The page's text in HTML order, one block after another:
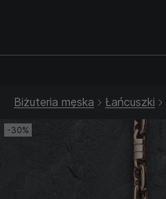
Biżuteria męska Łańcuszki
-30%